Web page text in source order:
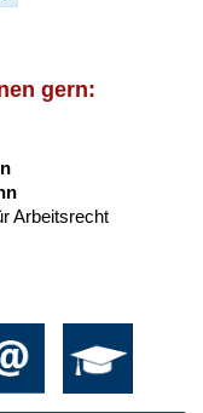
gern:
Arbeitsrecht